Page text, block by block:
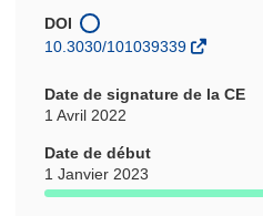
DOI
10.3030/101039339
Date de signature de la CE
1 Avril 2022
Date de début
1 Janvier 2023